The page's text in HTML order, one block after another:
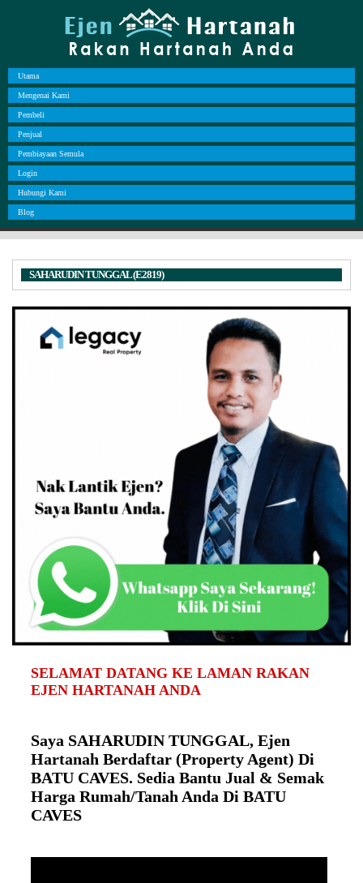
Utama
Mengenai Kami
Pembeli
Penjual
Pembiayaan Semula
Login
Hubungi Kami
Blog
SAHARUDIN TUNGGAL (E2819)
SELAMAT DATANG KE LAMAN RAKAN
EJEN HARTANAH ANDA
Saya SAHARUDIN TUNGGAL, Ejen
Hartanah Berdaftar (Property Agent) Di
BATU CAVES. Sedia Bantu Jual & Semak
Harga Rumah/Tanah Anda Di BATU
CAVES